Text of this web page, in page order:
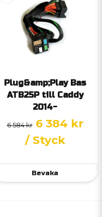
Plug&amp;Play Bas
ATB25P till Caddy
2014-
6 584 kr 6 384 kr
/ Styck
Bevaka